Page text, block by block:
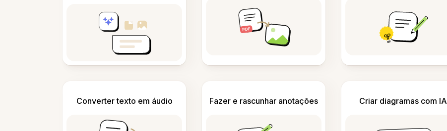
Converter texto em áudio Fazer e rascunhar anotações Criar diagramas com IA